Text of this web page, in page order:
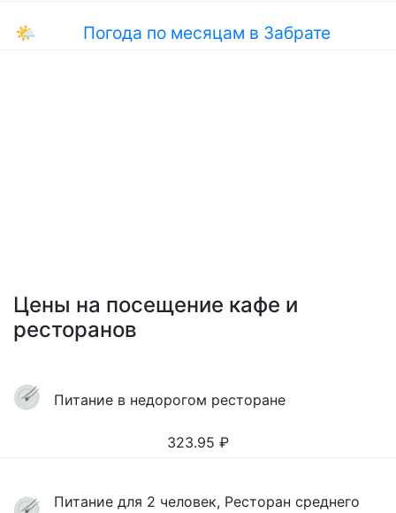
🌤 Погода по месяцам в Забрате
Цены на посещение кафе и
ресторанов
Питание в недорогом ресторане
323.95 ₽
Питание для 2 человек, Ресторан среднего